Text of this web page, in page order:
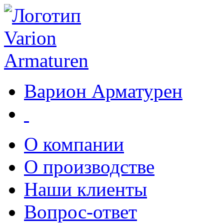
Варион Арматурен
О компании
О производстве
Наши клиенты
Вопрос-ответ